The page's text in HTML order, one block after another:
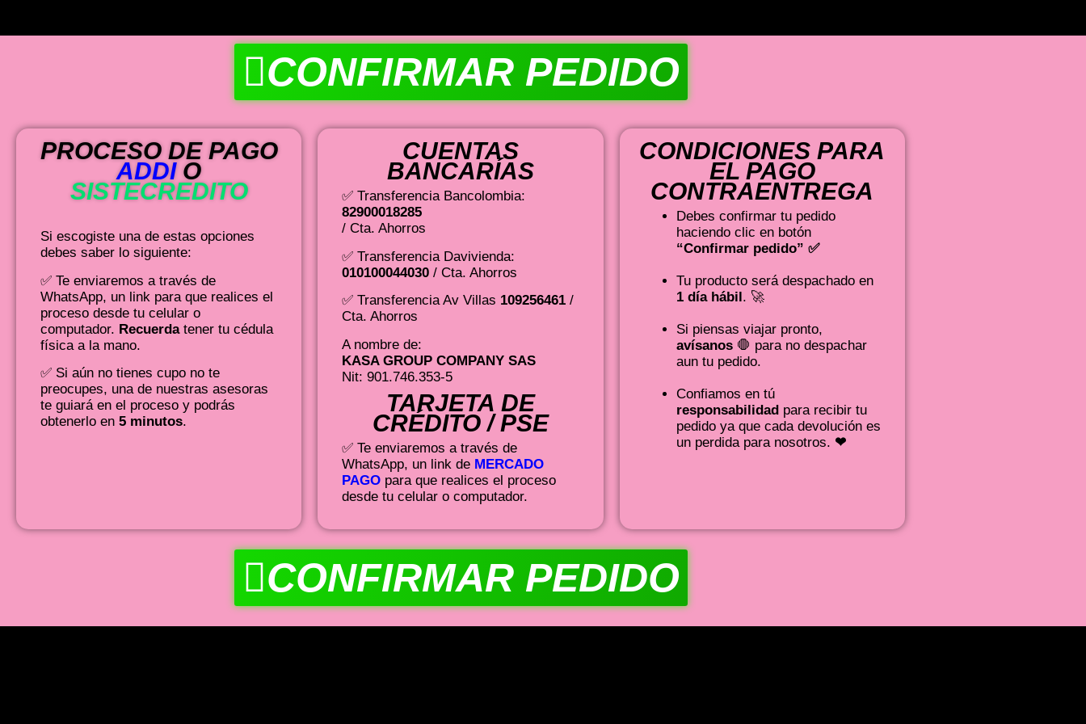
CONFIRMAR PEDIDO
PROCESO DE PAGO
ADDI O
SISTECREDITO
Si escogiste una de estas opciones
debes saber lo siguiente:
✅ Te enviaremos a través de
WhatsApp, un link para que realices el
proceso desde tu celular o
computador. Recuerdatener tu cédula
física a la mano.
✅ Si aún no tienes cupo no te
preocupes, una de nuestras asesoras
te guiará en el proceso y podrás
obtenerlo en 5 minutos.
CUENTAS
BANCARÍAS
✅ Transferencia Bancolombia:
82900018285
/ Cta. Ahorros
✅ Transferencia Davivienda:
010100044030 / Cta. Ahorros
✅ Transferencia Av Villas 109256461 /
Cta. Ahorros
A nombre de:
KASA GROUP COMPANY SAS
Nit: 901.746.353-5
TARJETA DE
CRÉDITO / PSE
✅ Te enviaremos a través de
WhatsApp, un link de MERCADO
PAGO para que realices el proceso
desde tu celular o computador.
CONDICIONES PARA
EL PAGO
CONTRAENTREGA
Debes confirmar tu pedido
haciendo clic en botón
“Confirmar pedido” ✅
Tu producto será despachado en
1 día hábil . 🚀
Si piensas viajar pronto,
avísanos🛑 para no despachar
aun tu pedido.
Confiamos en tú
responsabilidad para recibir tu
pedido ya que cada devolución es
un perdida para nosotros. ❤
CONFIRMAR PEDIDO